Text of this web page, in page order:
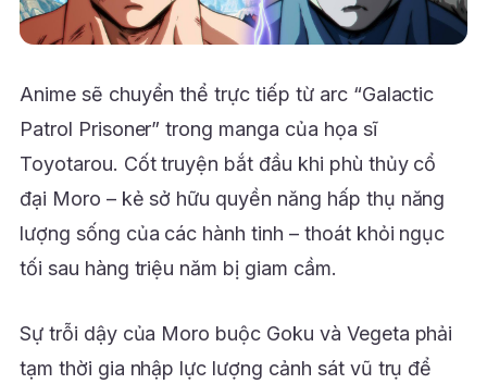
Anime sẽ chuyển thể trực tiếp từ arc “Galactic
Patrol Prisoner” trong manga của họa sĩ
Toyotarou. Cốt truyện bắt đầu khi phù thủy cổ
đại Moro – kẻ sở hữu quyền năng hấp thụ năng
lượng sống của các hành tinh – thoát khỏi ngục
tối sau hàng triệu năm bị giam cầm.
Sự trỗi dậy của Moro buộc Goku và Vegeta phải
tạm thời gia nhập lực lượng cảnh sát vũ trụ để